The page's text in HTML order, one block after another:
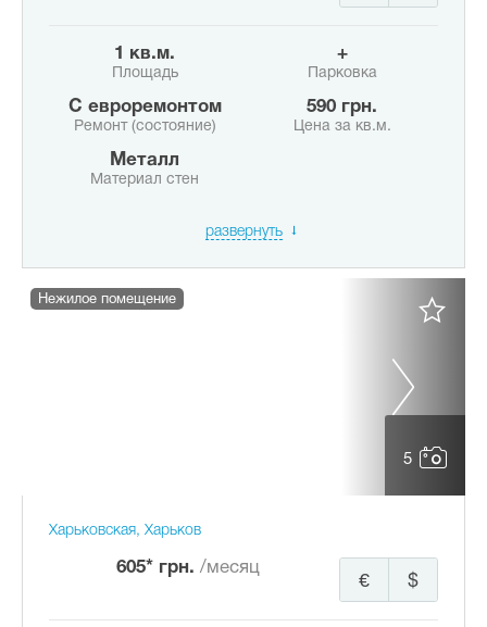
1 кв.м.
Площадь
+
Парковка
с евроремонтом
Ремонт (состояние)
590 грн.
Цена за кв.м.
Металл
Материал стен
развернуть
5
Нежилое помещение
Харьковская, Харьков
605* грн. /месяц
$
€